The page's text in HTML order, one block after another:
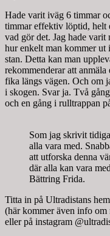
Hade varit iväg 6 timmar
timmar effektiv löptid, helt
vad gör det. Jag hade
hur enkelt man kommer ut
stan. Detta kan man
rekommenderar att
fika längs vägen. Och om
i skogen. Svar ja. Två
och en gång i rulltrappan
Som jag skrivit
alla vara med.
att utforska denna
där alla kan vara
Bättring Frida.
Titta in på Ultradistans
(här kommer även info
eller på instagram